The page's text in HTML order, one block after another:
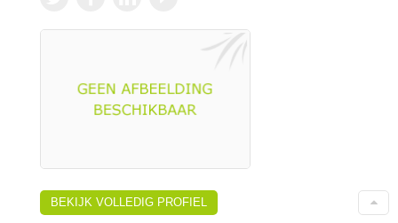
BEKIJK VOLLEDIG PROFIEL